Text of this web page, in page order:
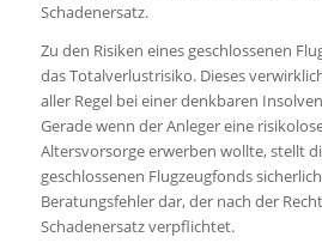
Schadenersatz.
Zu den Risiken eines geschlossenen
das Totalverlustrisiko. Dieses
aller Regel bei einer denkbaren
Gerade wenn der Anleger eine
Altersvorsorge erwerben wollte, stellt
geschlossenen Flugzeugfonds
Beratungsfehler dar, der nach der
Schadenersatz verpflichtet.